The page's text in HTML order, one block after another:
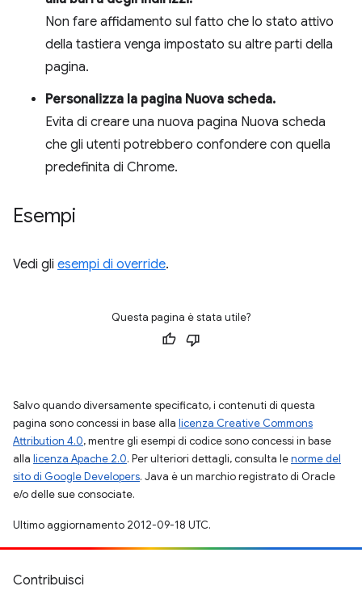
Non fare affidamento sul fatto che lo stato attivo
della tastiera venga impostato su altre parti della
pagina.
Personalizza la pagina Nuova scheda.
Evita di creare una nuova pagina Nuova scheda
che gli utenti potrebbero confondere con quella
predefinita di Chrome.
Esempi
Vedi gli esempi di override.
Questa pagina è stata utile?
Salvo quando diversamente specificato, i contenuti di questa
pagina sono concessi in base alla licenza Creative Commons
Attribution 4.0, mentre gli esempi di codice sono concessi in base
alla licenza Apache 2.0. Per ulteriori dettagli, consulta lenorme del
sito di Google Developers. Java è un marchio registrato di Oracle
e/o delle sue consociate.
Ultimo aggiornamento 2012-09-18 UTC.
Contribuisci